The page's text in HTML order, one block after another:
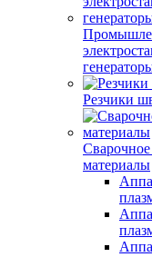
Резчики
материалы